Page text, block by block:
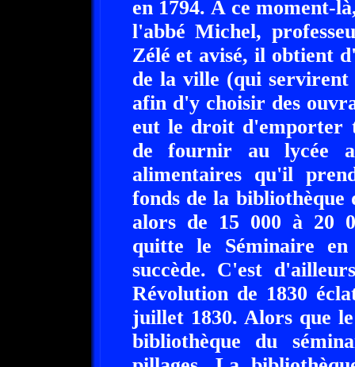
en 1794. À ce moment-
l'abbé Michel,
Zélé et avisé, il obtient
de la ville (qui servirent
afin d'y choisir des
eut le droit d'emporter
de fournir au lycée
alimentaires qu'il
fonds de la bibliothèque
alors de 15 000 à 20
quitte le Séminaire
succède. C'est
Révolution de 1830
juillet 1830. Alors que
bibliothèque du